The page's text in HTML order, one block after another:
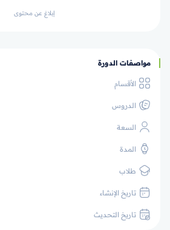
إبلاغ عن محتوى
مواصفات الدورة
الأقسام
الدروس
السعة
المدة
طلاب
تاريخ الإنشاء
تاريخ التحديث